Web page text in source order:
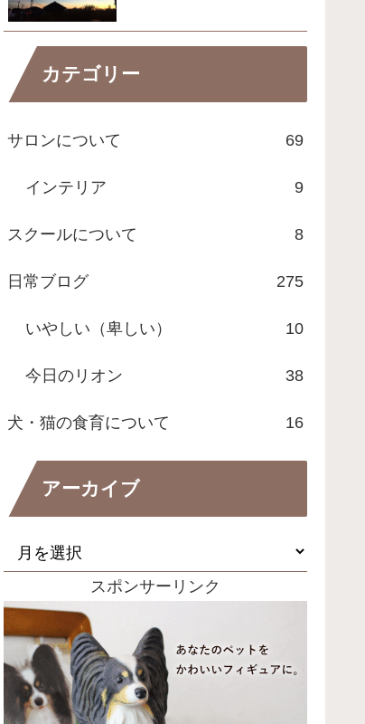
カテゴリー
サロンについて 69
インテリア 9
スクールについて 8
日常ブログ 275
いやしい（卑しい） 10
今日のリオン 38
犬・猫の食育について 16
アーカイブ
スポンサーリンク